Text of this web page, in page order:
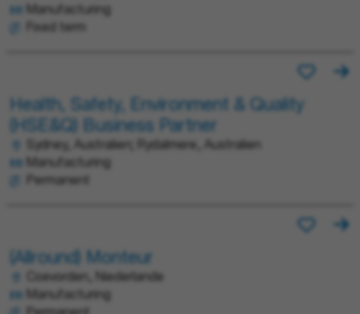
Manufacturing
Fixed term
Health, Safety, Environment & Quality
(HSE&Q) Business Partner
Sydney, Australien; Rydalmere, Australien
Manufacturing
Permanent
(Allround) Monteur
Coevorden, Niederlande
Manufacturing